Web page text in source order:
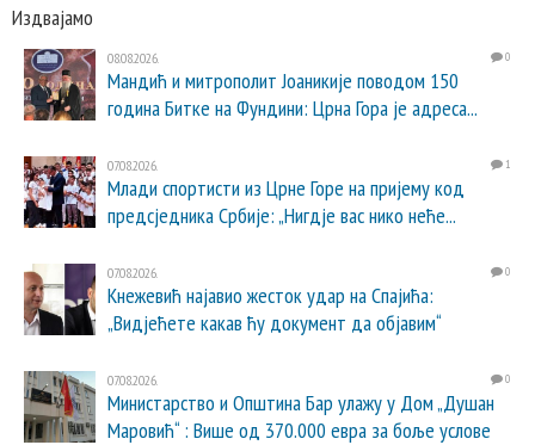
Издвајамо
08.08.2026. 0
Мандић и митрополит Јоаникије поводом 150
година Битке на Фундини: Црна Гора је адреса...
07.08.2026. 1
Млади спортисти из Црне Горе на пријему код
предсједника Србије: „Нигдје вас нико неће...
07.08.2026. 0
Кнежевић најавио жесток удар на Спајића:
„Видјећете какав ћу документ да објавим“
07.08.2026. 0
Министарство и Општина Бар улажу у Дом „Душан
Маровић“ : Више од 370.000 евра за боље услове